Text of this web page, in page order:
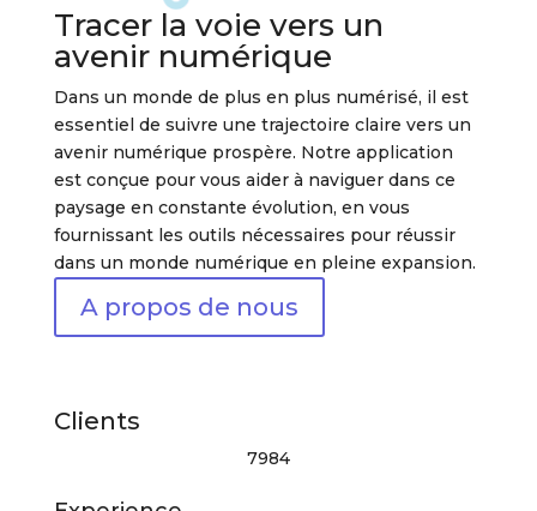
Tracer la voie vers un
avenir numérique
Dans un monde de plus en plus numérisé, il est
essentiel de suivre une trajectoire claire vers un
avenir numérique prospère. Notre application
est conçue pour vous aider à naviguer dans ce
paysage en constante évolution, en vous
fournissant les outils nécessaires pour réussir
dans un monde numérique en pleine expansion.
A propos de nous
Clients
7984